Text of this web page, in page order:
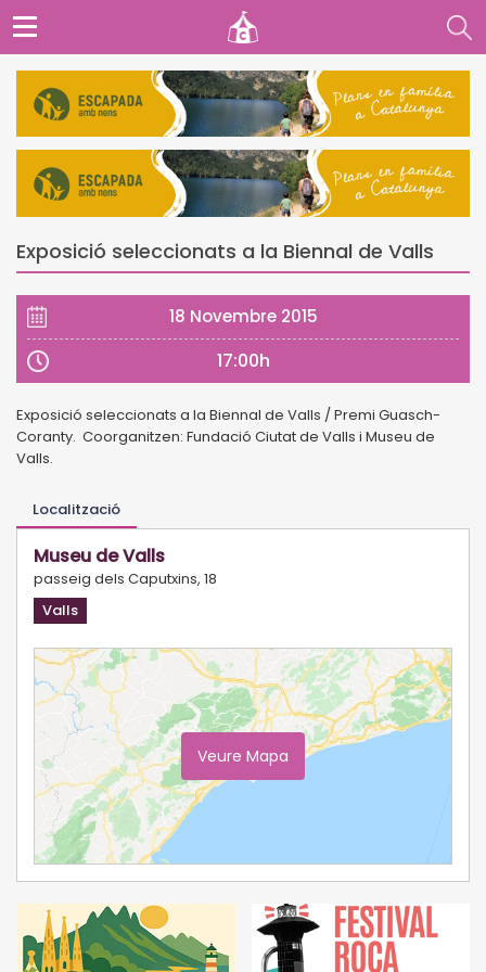
Exposició seleccionats a la Biennal de Valls
18 Novembre 2015
17:00h
Exposició seleccionats a la Biennal de Valls / Premi Guasch-
Coranty. Coorganitzen: Fundació Ciutat de Valls i Museu de
Valls.
Localització
Museu de Valls
passeig dels Caputxins, 18
Valls
Veure Mapa